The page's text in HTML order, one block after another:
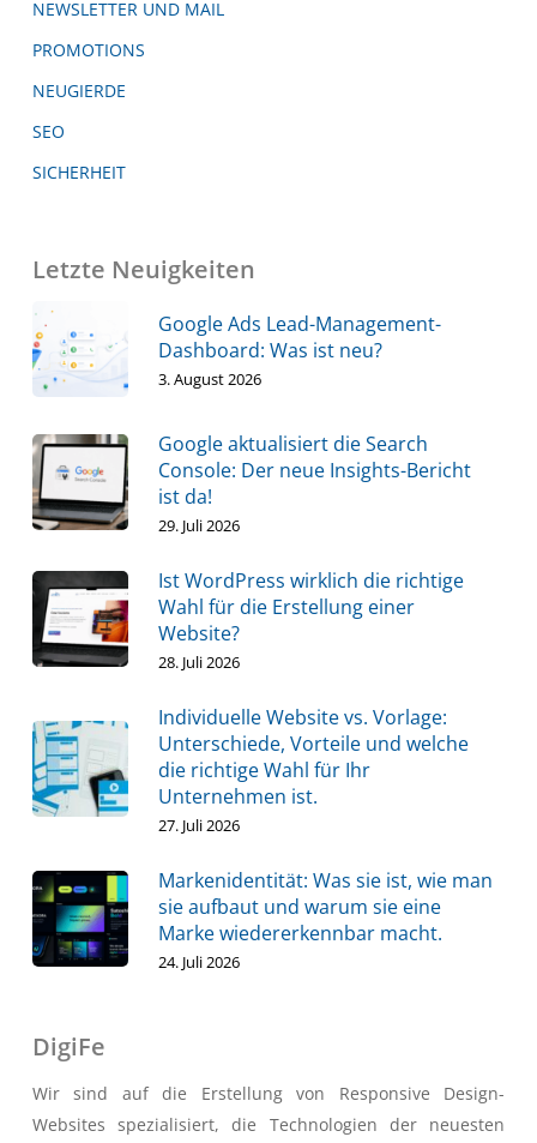
NEWSLETTER UND MAIL
PROMOTIONS
NEUGIERDE
SEO
SICHERHEIT
Letzte Neuigkeiten
Google Ads Lead-Management-
Dashboard: Was ist neu?
3. August 2026
Google aktualisiert die Search
Console: Der neue Insights-Bericht
ist da!
29. Juli 2026
Ist WordPress wirklich die richtige
Wahl für die Erstellung einer
Website?
28. Juli 2026
Individuelle Website vs. Vorlage:
Unterschiede, Vorteile und welche
die richtige Wahl für Ihr
Unternehmen ist.
27. Juli 2026
Markenidentität: Was sie ist, wie man
sie aufbaut und warum sie eine
Marke wiedererkennbar macht.
24. Juli 2026
DigiFe
Wir sind auf die Erstellung von Responsive Design-
Websites spezialisiert, die Technologien der neuesten